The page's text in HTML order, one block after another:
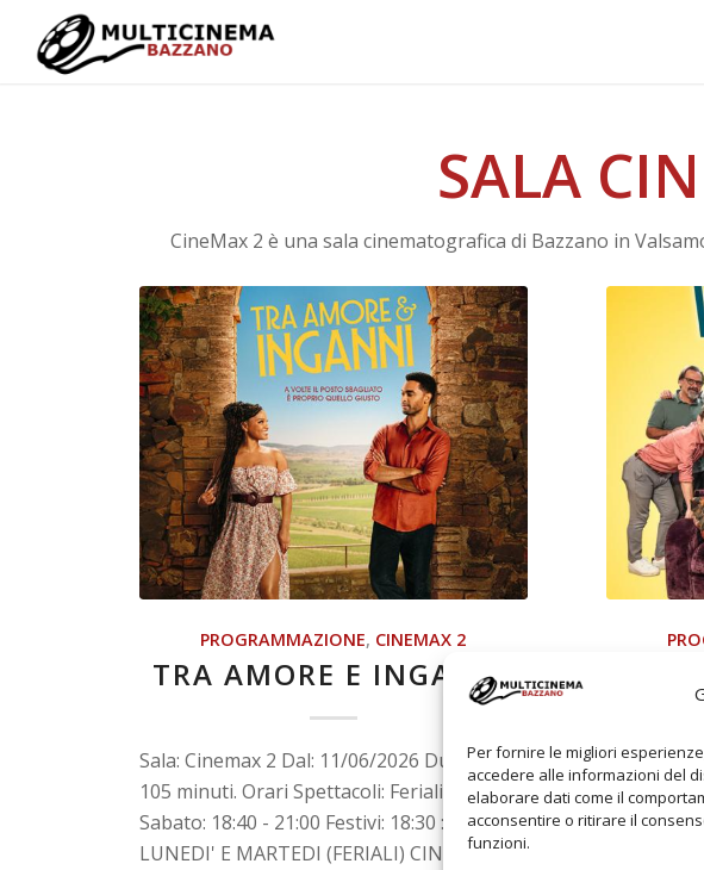
Per fornire le migliori
accedere alle informazioni del
elaborare dati come il
acconsentire o ritirare il
funzioni.
SALA
CineMax 2 è una sala cinematografica di Bazzano in
PROGRAMMAZIONE, CINEMAX 2
TRA AMORE E INGANNI
Sala: Cinemax 2 Dal: 11/06/2026 Durata:
105 minuti. Orari Spettacoli: Feriali: 21:00
Sabato: 18:40 - 21:00 Festivi: 18:30 : 21:00
LUNEDI' E MARTEDI (FERIALI) CINEMAX 1 E
Sala:
minuti.
Sabato: